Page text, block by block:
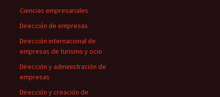
Ciencias empresariales
Dirección de empresas
Dirección internacional de
empresas de turismo y ocio
Dirección y administración de
empresas
Dirección y creación de